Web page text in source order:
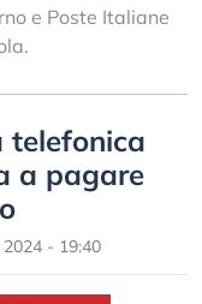
e Poste Italiane
telefonica
a pagare
- 19:40